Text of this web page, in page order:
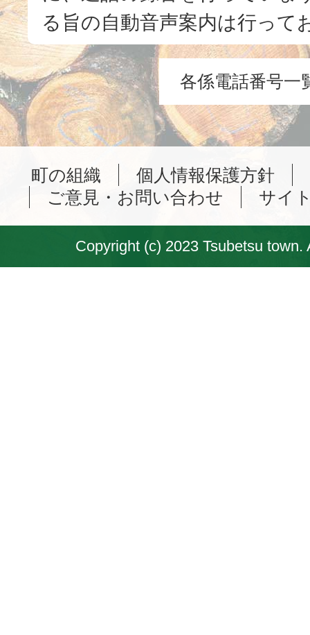
る旨の自動音声案内は行って
各係電話番号一
町の組織 個人情報保護方針
ご意見・お問い合わせ
サイ
Copyright (c) 2023 Tsubetsu